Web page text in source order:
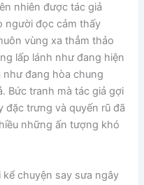
nhiên được tác giả
người đọc cảm thấy
vùng xa thẳm thảo
lấp lánh như đang hiện
đang hòa chung
Bức tranh mà tác giả gợi
trưng và quyến rũ đã
những ấn tượng khó
chuyện say sưa ngây